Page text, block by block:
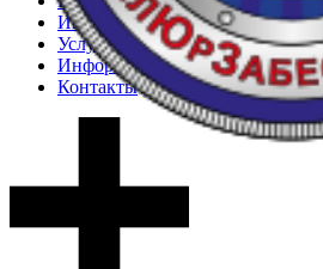
Интернет-витрина
Услуги
Информация
Контакты